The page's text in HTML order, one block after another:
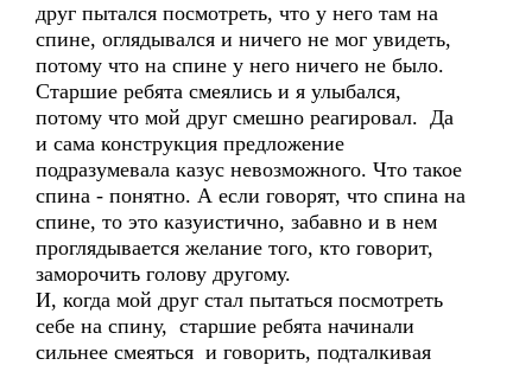
друг пытался посмотреть, что у него там на
спине, оглядывался и ничего не мог увидеть,
потому что на спине у него ничего не было.
Старшие ребята смеялись и я улыбался,
потому что мой друг смешно реагировал. Да
и сама конструкция предложение
подразумевала казус невозможного. Что такое
спина - понятно. А если говорят, что спина на
спине, то это казуистично, забавно и в нем
проглядывается желание того, кто говорит,
заморочить голову другому.
И, когда мой друг стал пытаться посмотреть
себе на спину, старшие ребята начинали
сильнее смеяться и говорить, подталкивая